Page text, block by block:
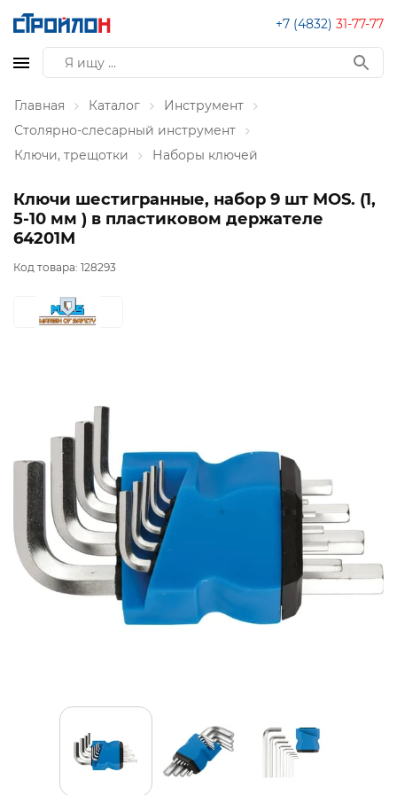
+7 (4832) 31-77-77
Главная Каталог
Инструмент
Столярно-слесарный инструмент
Ключи, трещотки
Наборы ключей
Ключи шестигранные, набор 9 шт MOS. (1,
5-10 мм ) в пластиковом держателе
64201М
Код товара: 128293